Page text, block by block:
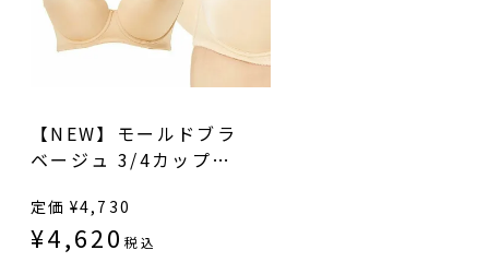
【NEW】モールドブラ
ベージュ 3/4カップ・
定価 ¥4,730
¥4,620 税込